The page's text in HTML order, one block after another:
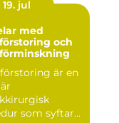
19. jul
med
och
är en
som syftar